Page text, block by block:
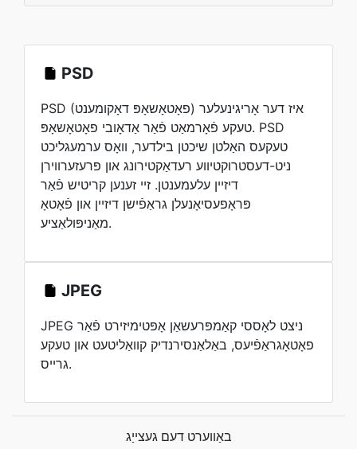
PSD
PSD (פאָטאָשאָפּ דאָקומענט) איז דער אָריגינעלער
טעקע פֿאָרמאַט פֿאַר אַדאָובי פאָטאָשאָפּ. PSD
טעקעס האַלטן שיכטן בילדער, וואָס ערמעגליכט
ניט-דעסטרוקטיווע רעדאַקטירונג און פּרעזערווירן
דיזיין עלעמענטן. זיי זענען קריטיש פֿאַר
פּראָפעסיאָנעלן גראַפֿישן דיזיין און פֿאָטאָ
מאַניפּולאַציע.
JPEG
JPEG ניצט לאָססי קאַמפּרעשאַן אָפּטימיזירט פֿאַר
פאָטאָגראַפֿיעס, באַלאַנסירנדיק קוואַליטעט און טעקע
גרייס.
באַווערט דעם געצייַג